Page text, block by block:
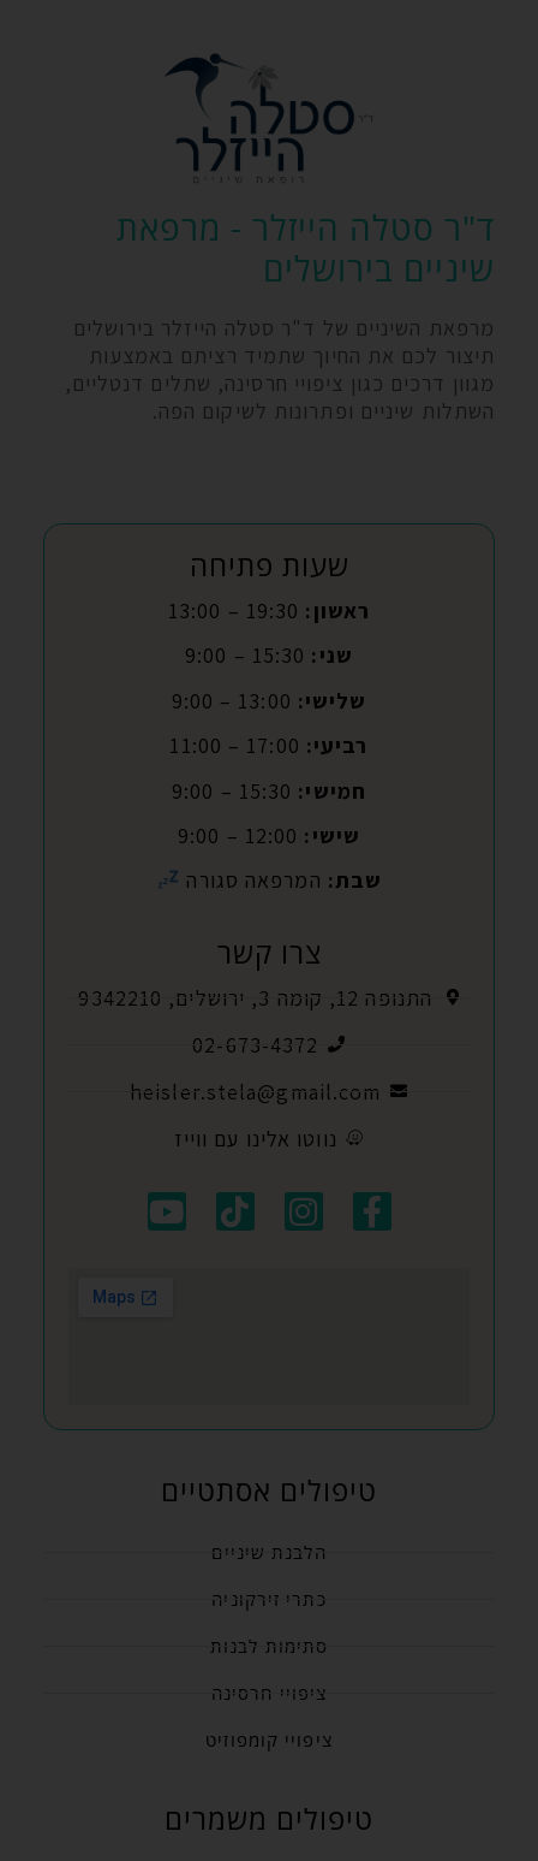
ד"ר סטלה הייזלר - מרפאת
שיניים בירושלים
מרפאת השיניים של ד"ר סטלה הייזלר בירושלים
תיצור לכם את החיוך שתמיד רציתם באמצעות
מגוון דרכים כגון ציפויי חרסינה, שתלים דנטליים,
השתלות שיניים ופתרונות לשיקום הפה.
שעות פתיחה
ראשון:
שני:
שלישי:
רביעי:
חמישי:
שישי:
שבת: המרפאה סגורה
צרו קשר
התנופה 12, קומה 3, ירושלים, 9342210
02-673-4372
heisler.stela@gmail.com
נווטו אלינו עם ווייז
טיפולים אסתטיים
הלבנת שיניים
כתרי זירקוניה
סתימות לבנות
ציפויי חרסינה
ציפויי קומפוזיט
טיפולים משמרים